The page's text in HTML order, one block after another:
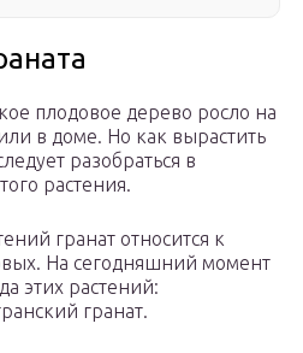
плодовое дерево росло на
в доме. Но как вырастить
разобраться в
растения.
гранат относится к
На сегодняшний момент
этих растений:
гранат.